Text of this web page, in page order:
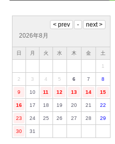
2026年8月
日 月 火 水 木 金 土
1
2 3 4 5 6 7 8
9 10 11 12 13 14 15
16 17 18 19 20 21 22
23 24 25 26 27 28 29
30 31